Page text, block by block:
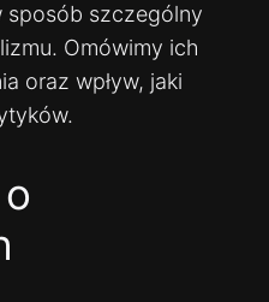
sposób szczególny
Omówimy ich
oraz wpływ, jaki